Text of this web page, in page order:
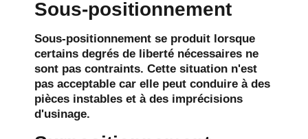
Sous-positionnement
Sous-positionnement se produit lorsque
certains degrés de liberté nécessaires ne
sont pas contraints. Cette situation n'est
pas acceptable car elle peut conduire à des
pièces instables et à des imprécisions
d'usinage.